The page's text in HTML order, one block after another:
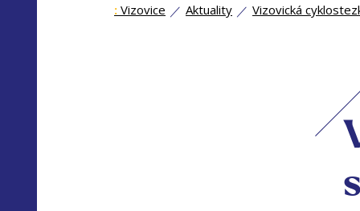
: Vizovice Aktuality Vizovická